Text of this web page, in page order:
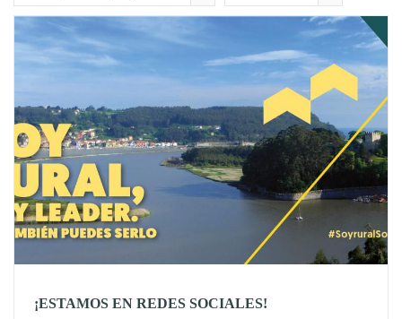
¡ESTAMOS EN REDES SOCIALES!